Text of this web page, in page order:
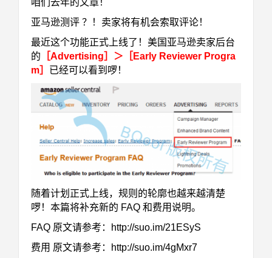
咱们去年的文章！
亚马逊测评 ？！卖家将有机会索取评论！
最近这个功能正式上线了！美国亚马逊卖家后台
的 ［Advertising］＞［Early Reviewer Progra
m］ 已经可以看到啰！
随着计划正式上线，规则的轮廓也越来越清楚
啰！本篇将补充新的 FAQ 和费用说明。
FAQ 原文请参考：
http://suo.im/21ESyS
费用 原文请参考：
http://suo.im/4gMxr7